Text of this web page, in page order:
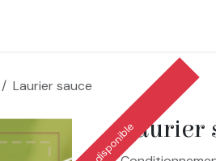
Laurier sauce
Laurier